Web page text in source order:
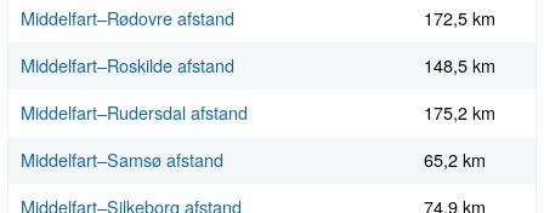
Middelfart–Rødovre afstand
172,5 km
Middelfart–Roskilde afstand
148,5 km
Middelfart–Rudersdal afstand
175,2 km
Middelfart–Samsø afstand
65,2 km
Middelfart–Silkeborg afstand
74,9 km